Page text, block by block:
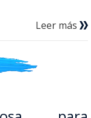
Leer más